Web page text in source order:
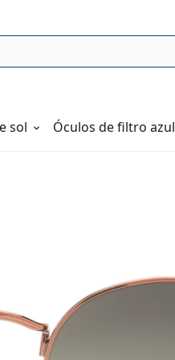
sol Óculos de filtro azul